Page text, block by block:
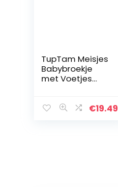
TupTam Meisjes
Babybroekje
met Voetjes
€19.49